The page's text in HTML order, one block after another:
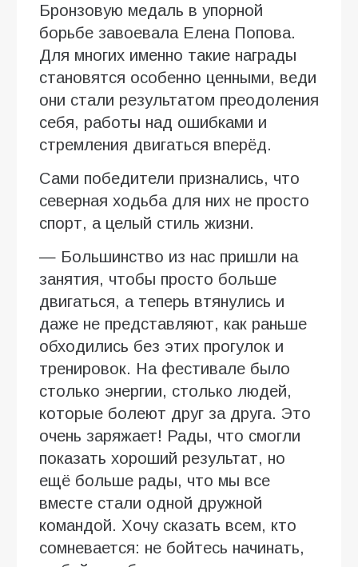
Бронзовую медаль в упорной
борьбе завоевала Елена Попова.
Для многих именно такие награды
становятся особенно ценными, веди
они стали результатом преодоления
себя, работы над ошибками и
стремления двигаться вперёд.
Сами победители признались, что
северная ходьба для них не просто
спорт, а целый стиль жизни.
— Большинство из нас пришли на
занятия, чтобы просто больше
двигаться, а теперь втянулись и
даже не представляют, как раньше
обходились без этих прогулок и
тренировок. На фестивале было
столько энергии, столько людей,
которые болеют друг за друга. Это
очень заряжает! Рады, что смогли
показать хороший результат, но
ещё больше рады, что мы все
вместе стали одной дружной
командой. Хочу сказать всем, кто
сомневается: не бойтесь начинать,